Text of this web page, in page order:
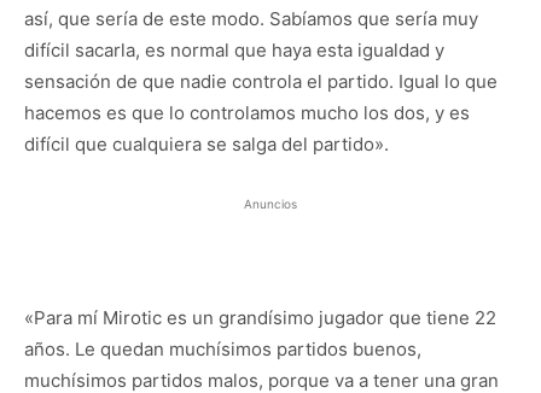
así, que sería de este modo. Sabíamos que sería muy
difícil sacarla, es normal que haya esta igualdad y
sensación de que nadie controla el partido. Igual lo que
hacemos es que lo controlamos mucho los dos, y es
difícil que cualquiera se salga del partido».
Anuncios
«Para mí Mirotic es un grandísimo jugador que tiene 22
años. Le quedan muchísimos partidos buenos,
muchísimos partidos malos, porque va a tener una gran